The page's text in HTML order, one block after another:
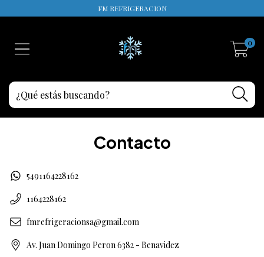
FM REFRIGERACION
0
Contacto
5491164228162
1164228162
fmrefrigeracionsa@gmail.com
Av. Juan Domingo Peron 6382 - Benavidez